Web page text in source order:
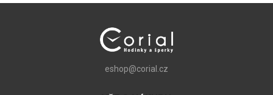
eshop@corial.cz